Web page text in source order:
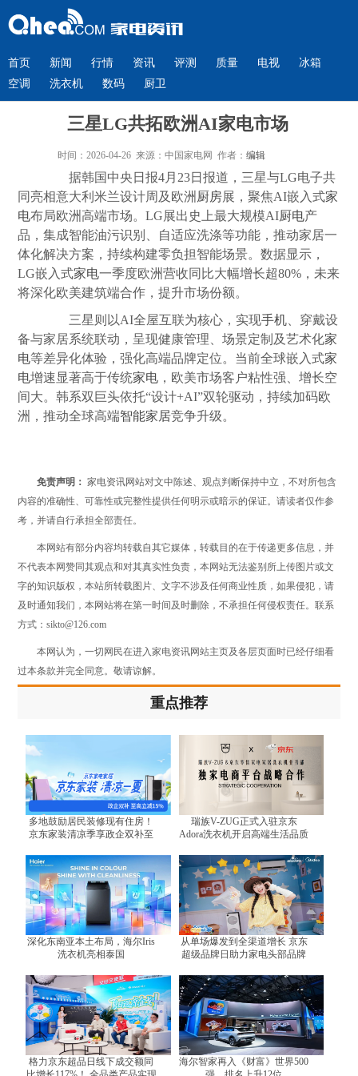
首页 新闻 行情 资讯 评测 质量 电视
冰箱
空调
洗衣机 数码 厨卫
三星LG共拓欧洲AI家电市场
时间：2026-04-26 来源：中国家电网 作者： 编辑
据韩国中央日报4月23日报道，三星与LG电子共
同亮相意大利米兰设计周及欧洲 厨房展，聚焦AI嵌入式家
电布局欧洲高端市场。LG展出史上最大规模AI厨电产
品，集成智能油污识别、自适应洗涤等功能，推动家居一
体化解决方案，持续构建零负担智能场景。数据显示，
LG嵌入式家电一季度欧洲营收同比大幅增长超80%，未来
将深化欧美建筑端合作，提升市场份额。
三星则以AI全屋互联为核心，实现手机 、穿戴设
备与家居系统联动，呈现健康管理、场景定制及艺术化家
电等差异化体验，强化高端品牌定位。当前全球嵌入式家
电增速显著高于传统家电 ，欧美市场客户粘性强、增长空
间大。韩系双巨头依托“设计+AI”双轮驱动，持续加码欧
洲，推动全球高端智能家居竞争升级。
免责声明： 家电资讯网站对文中陈述、观点判断保持中立，不对所包含
内容的准确性、可靠性或完整性提供任何明示或暗示的保证。请读者仅作参
考，并请自行承担全部责任。
本网站有部分内容均转载自其它媒体，转载目的在于传递更多信息，并
不代表本网赞同其观点和对其真实性负责，本网站无法鉴别所上传图片或文
字的知识版权，本站所转载图片、文字不涉及任何商业性质，如果侵犯，请
及时通知我们，本网站将在第一时间及时删除，不承担任何侵权责任。联系
方式：sikto@126.com
本网认为，一切网民在进入家电资讯网站主页及各层页面时已经仔细看
过本条款并完全同意。敬请谅解。
重点推荐
多地鼓励居民装修现有住房！
京东家装清凉季享政企双补至
瑞族V-ZUG正式入驻京东
Adora洗衣机开启高端生活品质
深化东南亚本土布局，海尔Iris
洗衣机亮相泰国
从单场爆发到全渠道增长 京东
超级品牌日助力家电头部品牌
格力京东超品日线下成交额同
海尔智家再入《财富》世界500